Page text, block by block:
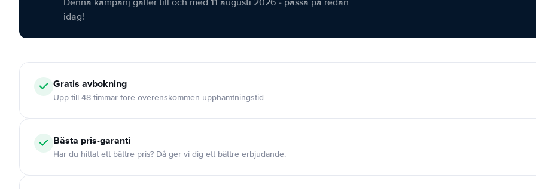
Denna kampanj gäller till och med 11 augusti 2026 - passa på redan
idag!
Gratis avbokning
Upp till 48 timmar före överenskommen upphämtningstid
Bästa pris-garanti
Har du hittat ett bättre pris? Då ger vi dig ett bättre erbjudande.